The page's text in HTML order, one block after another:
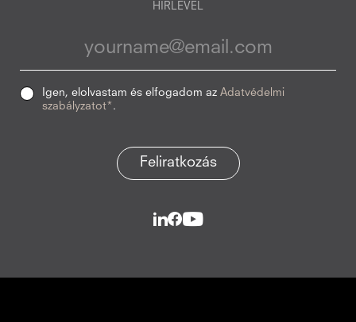
HÍRLEVÉL
Igen, elolvastam és elfogadom az Adatvédelmi
szabályzatot* .
Feliratkozás